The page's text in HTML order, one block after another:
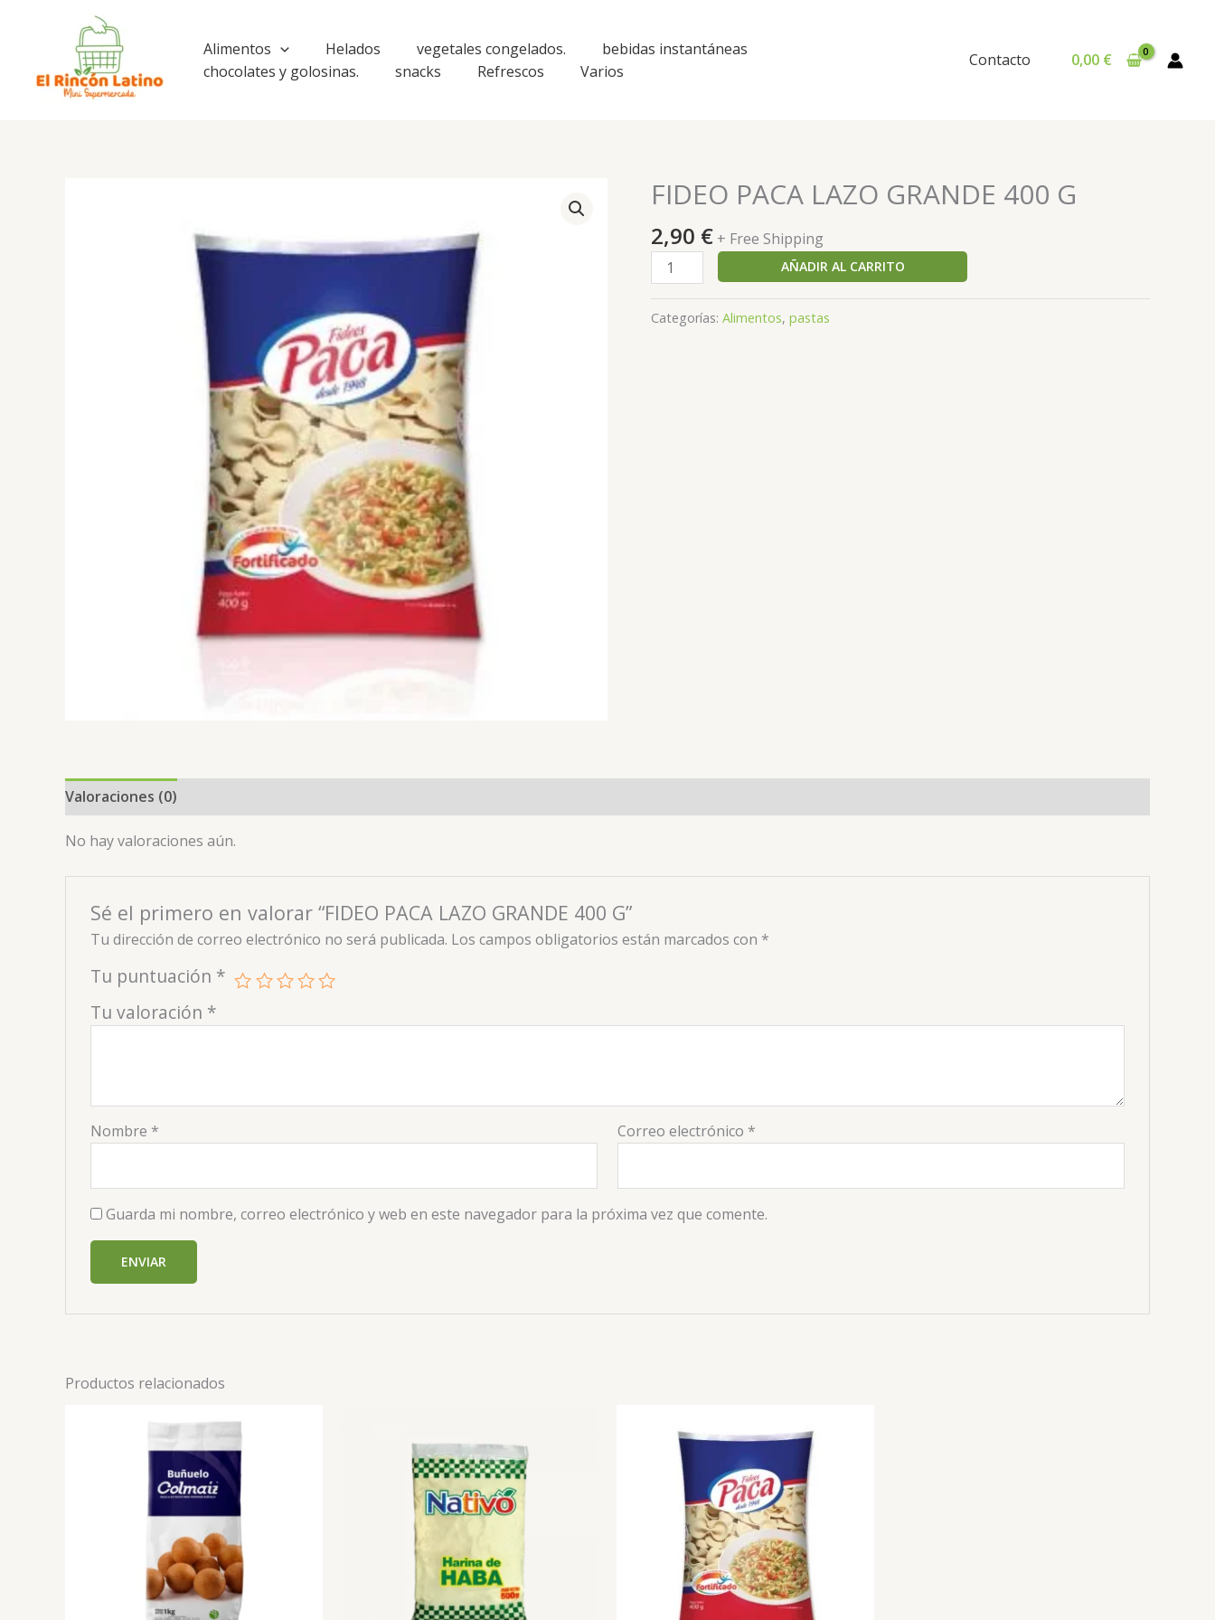
Alimentos Helados vegetales congelados.
bebidas instantáneas
chocolates y golosinas.
snacks Refrescos Varios
Contacto 0,00 €
FIDEO PACA LAZO GRANDE 400 G
2,90 € + Free Shipping
FIDEO
PACA
LAZO
GRANDE
400
G
cantidad
AÑADIR AL CARRITO
Categorías: Alimentos, pastas
Valoraciones (0)
No hay valoraciones aún.
Sé el primero en valorar “FIDEO PACA LAZO GRANDE 400 G”
Tu dirección de correo electrónico no será publicada. Los campos obligatorios están marcados con *
Tu puntuación *
Tu valoración *
Nombre * Correo electrónico *
Guarda mi nombre, correo electrónico y web en este navegador para la próxima vez que comente.
Productos relacionados